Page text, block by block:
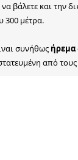
βάλετε και την
300 μέτρα.
συνήθως ήρεμα
από